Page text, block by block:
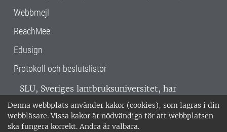
Denna webbplats använder kakor (cookies), som lagras i din
webbläsare. Vissa kakor är nödvändiga för att webbplatsen
ska fungera korrekt. Andra är valbara.
Webbmejl
ReachMee
Edusign
Protokoll och beslutslistor
SLU, Sveriges lantbruksuniversitet, har
verksamhet över hela Sverige. Huvudorter är
Alnarp, Uppsala och Umeå.SLU är
miljöcertifierat enligt ISO 14001. •